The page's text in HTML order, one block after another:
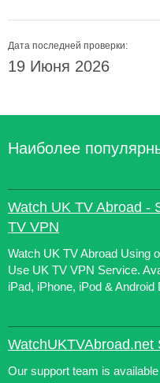
Дата последней проверки:
19 Июня 2026
Наиболее
Watch UK TV Abroad -
TV VPN
Watch UK TV Abroad Using
Use UK TV VPN Service.
iPad, iPhone, iPod & Android
WatchUKTVAbroad.net
Our support team is